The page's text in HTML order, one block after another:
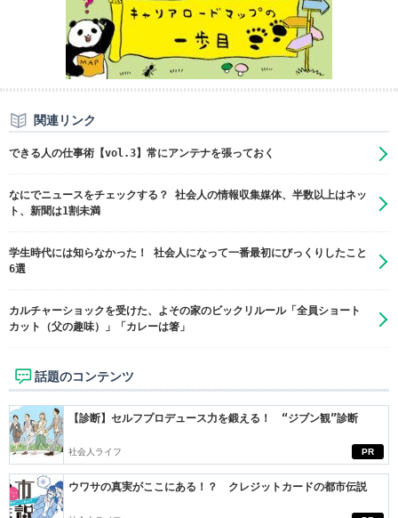
関連リンク
できる人の仕事術【vol.3】常にアンテナを張っておく
なにでニュースをチェックする？ 社会人の情報収集媒体、半数以上はネッ
ト、新聞は1割未満
学生時代には知らなかった！ 社会人になって一番最初にびっくりしたこと
6選
カルチャーショックを受けた、よその家のビックリルール「全員ショート
カット（父の趣味）」「カレーは箸」
話題のコンテンツ
PR
【診断】セルフプロデュース力を鍛える！ “ジブン観”診断
社会人ライフ
ウワサの真実がここにある！？ クレジットカードの都市伝説